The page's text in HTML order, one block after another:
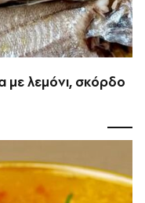
με λεμόνι, σκόρδο